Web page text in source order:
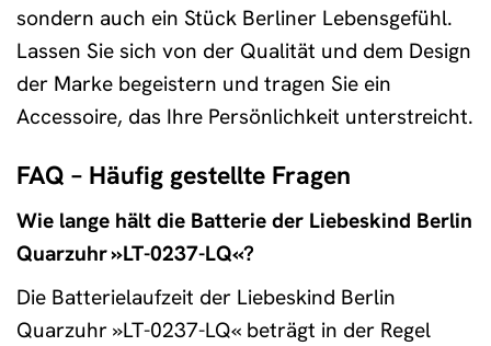
sondern auch ein Stück Berliner Lebensgefühl.
Lassen Sie sich von der Qualität und dem Design
der Marke begeistern und tragen Sie ein
Accessoire, das Ihre Persönlichkeit unterstreicht.
FAQ – Häufig gestellte Fragen
Wie lange hält die Batterie der Liebeskind Berlin
Quarzuhr »LT-0237-LQ«?
Die Batterielaufzeit der Liebeskind Berlin
Quarzuhr »LT-0237-LQ« beträgt in der Regel